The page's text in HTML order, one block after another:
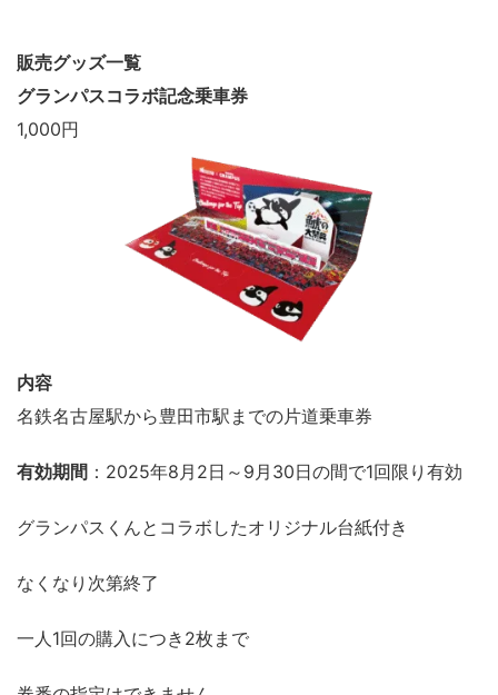
販売グッズ一覧
グランパスコラボ記念乗車券
1,000円
内容
名鉄名古屋駅から豊田市駅までの片道乗車券
有効期間 ：2025年8月2日～9月30日の間で1回限り有効
グランパスくんとコラボしたオリジナル台紙付き
なくなり次第終了
一人1回の購入につき2枚まで